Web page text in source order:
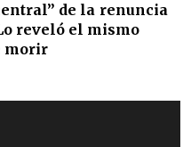
de la renuncia
reveló el mismo
morir